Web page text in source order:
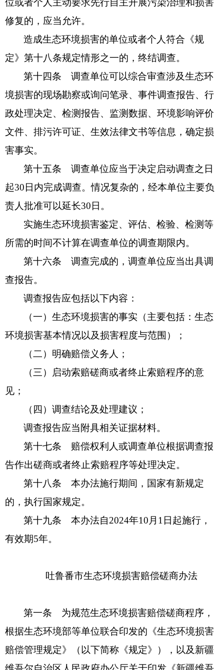
位或者个人主动要求先行自主开展污染治理和损害
修复的，应当允许。
造成生态环境损害的单位或者个人符合《规
定》第十八条规定情形之一的，终结调查。
第十四条 调查单位可以综合审查涉及生态环
境损害的现场勘察或询问笔录、事件调查报告、行
政处理决定、检测报告、监测数据、环境影响评价
文件、排污许可证、生效法律文书等信息，确定损
害事实。
第十五条 调查单位应当于决定启动调查之日
起30日内完成调查。情况复杂的，经本单位主要负
责人批准可以延长30日。
实施生态环境损害鉴定、评估、检验、检测等
所需的时间不计算在调查单位的调查期限内。
第十六条 调查完成的，调查单位应当出具调
查报告。
调查报告应包括以下内容：
（一）生态环境损害的事实（主要包括：生态
环境损害基本情况以及损害程度与范围）；
（二）明确赔偿义务人；
（三）启动索赔磋商或者终止索赔程序的意
见；
（四）调查结论及处理建议；
调查报告应当附具相关证据材料。
第十七条 赔偿权利人或调查单位根据调查报
告作出磋商或者终止索赔程序等处理决定。
第十八条 本办法施行期间，国家有新规定
的，执行国家规定。
第十九条 本办法自2024年10月1日起施行，
有效期5年。
吐鲁番市生态环境损害赔偿磋商办法
第一条 为规范生态环境损害赔偿磋商程序，
根据生态环境部等单位联合印发的《生态环境损害
赔偿管理规定》（以下简称《规定》），以及新疆